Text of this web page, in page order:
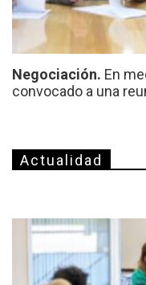
Negociación. En
convocado a una
Actualidad